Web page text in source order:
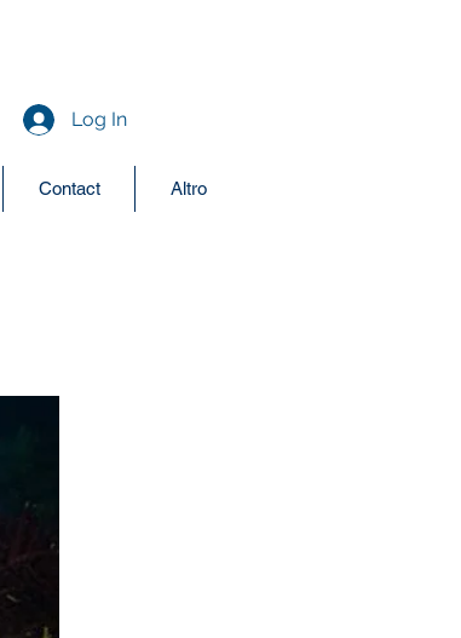
Log In
Contact Altro